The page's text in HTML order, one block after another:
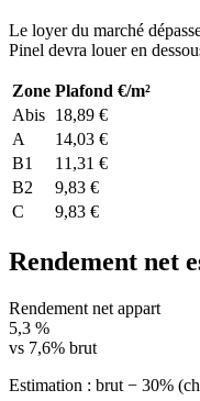
Le loyer du marché
Pinel devra louer en
Zone Plafond €/m²
Abis 18,89 €
A
14,03 €
B1
11,31 €
B2
9,83 €
C
9,83 €
Rendement net
Rendement net appart
5,3 %
vs 7,6% brut
Estimation : brut − 30%